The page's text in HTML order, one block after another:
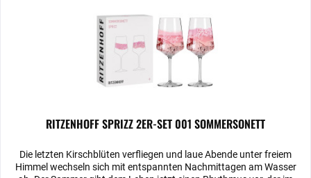
RITZENHOFF SPRIZZ 2ER-SET 001 SOMMERSONETT
Die letzten Kirschblüten verfliegen und laue Abende unter freiem
Himmel wechseln sich mit entspannten Nachmittagen am Wasser